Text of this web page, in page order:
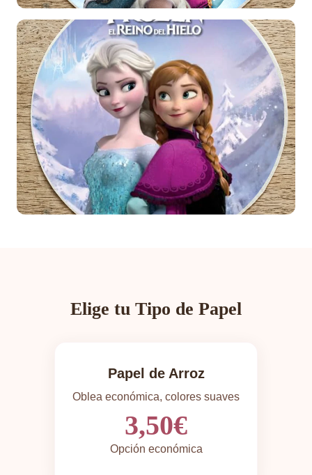
Elige tu Tipo de Papel
Papel de Arroz
Oblea económica, colores suaves
3,50€
Opción económica